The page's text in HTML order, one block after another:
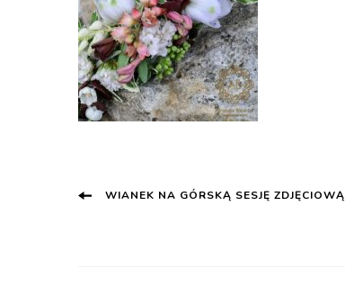
Post
WIANEK NA GÓRSKĄ SESJĘ ZDJĘCIOWĄ